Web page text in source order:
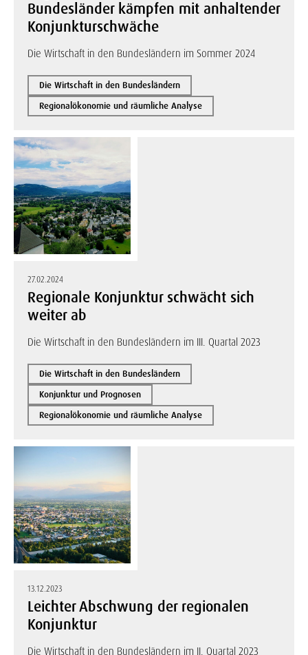
Bundesländer kämpfen mit anhaltender
Konjunkturschwäche
Die Wirtschaft in den Bundesländern im Sommer 2024
Die Wirtschaft in den Bundesländern
Regionalökonomie und räumliche Analyse
27.02.2024
Regionale Konjunktur schwächt sich
weiter ab
Die Wirtschaft in den Bundesländern im III. Quartal 2023
Die Wirtschaft in den Bundesländern
Konjunktur und Prognosen
Regionalökonomie und räumliche Analyse
13.12.2023
Leichter Abschwung der regionalen
Konjunktur
Die Wirtschaft in den Bundesländern im II. Quartal 2023